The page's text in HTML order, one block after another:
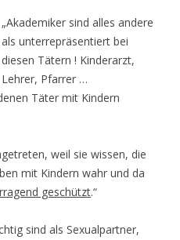
„Akademiker sind alles andere
als unterrepräsentiert bei
diesen Tätern ! Kinderarzt,
Lehrer, Pfarrer …
Täter mit Kindern
weil sie wissen, die
mit Kindern wahr und da
geschützt.“
sind als Sexualpartner,